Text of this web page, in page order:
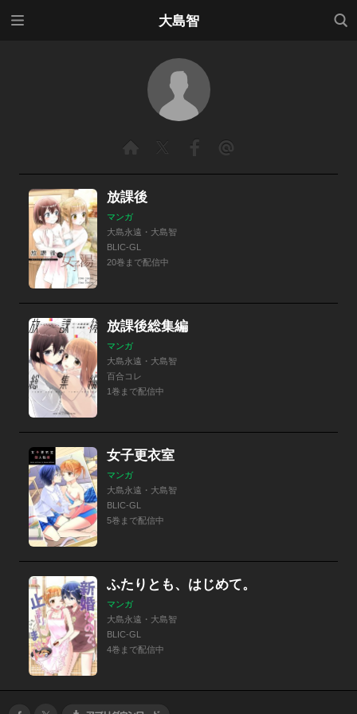
大島智
検索
放課後
マンガ
大島永遠・大島智
BLIC-GL
20巻まで配信中
放課後総集編
マンガ
大島永遠・大島智
百合コレ
1巻まで配信中
女子更衣室
マンガ
大島永遠・大島智
BLIC-GL
5巻まで配信中
ふたりとも、はじめて。
マンガ
大島永遠・大島智
BLIC-GL
4巻まで配信中